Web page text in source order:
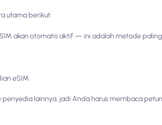
utama berikut:
akan otomatis aktif — ini adalah metode
eSIM
lainnya, jadi Anda harus membaca